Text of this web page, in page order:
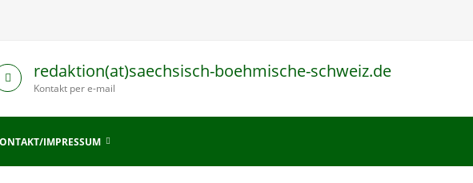
redaktion(at)saechsisch-boehmische-schweiz.de
Kontakt per e-mail
IMPRESSUM